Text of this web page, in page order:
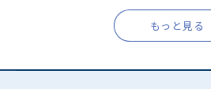
もっと見る